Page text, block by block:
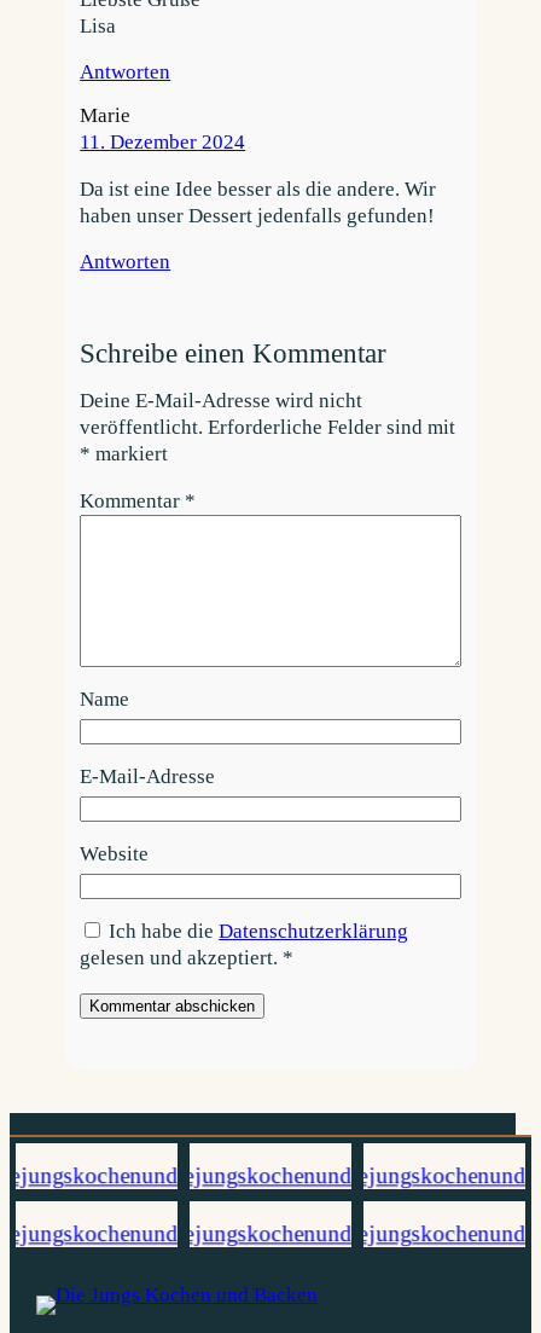
Lisa
Antworten
Marie
11. Dezember 2024
Da ist eine Idee besser als die andere. Wir
haben unser Dessert jedenfalls gefunden!
Antworten
Schreibe einen Kommentar
Deine E-Mail-Adresse wird nicht
veröffentlicht. Erforderliche Felder sind mit
* markiert
Kommentar *
Name
E-Mail-Adresse
Website
Ich habe dieDatenschutzerklärung
gelesen und akzeptiert. *